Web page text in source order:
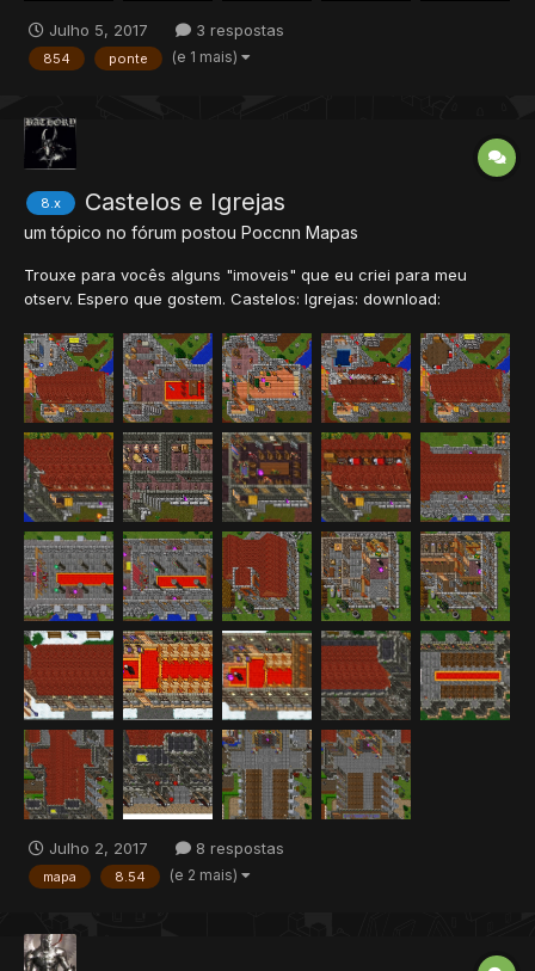
Julho 5, 2017 3 respostas
854 ponte (e 1 mais)
8.x Castelos e Igrejas
um tópico no fórum postou Poccnn Mapas
Trouxe para vocês alguns "imoveis" que eu criei para meu
otserv. Espero que gostem. Castelos: Igrejas: download:
Julho 2, 2017 8 respostas
mapa 8.54 (e 2 mais)